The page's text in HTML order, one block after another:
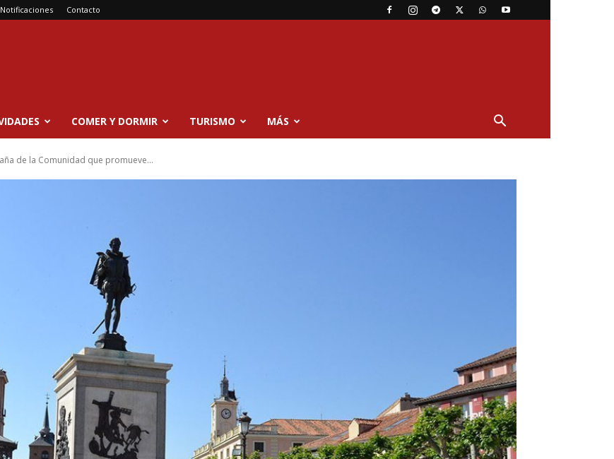
Notificaciones Contacto
COMER Y DORMIR TURISMO MÁS
de la Comunidad que promueve...